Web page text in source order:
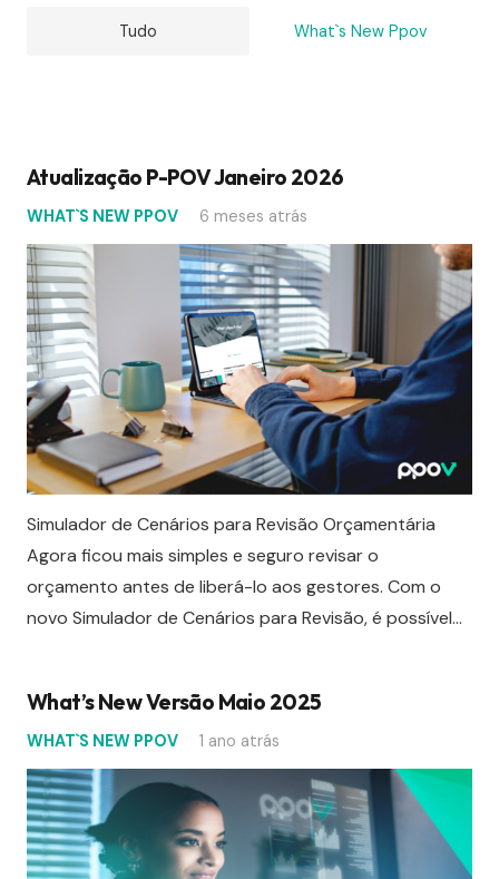
Tudo What`s New Ppov
Atualização P-POV Janeiro 2026
WHAT`S NEW PPOV 6 meses atrás
Simulador de Cenários para Revisão Orçamentária
Agora ficou mais simples e seguro revisar o
orçamento antes de liberá-lo aos gestores. Com o
novo Simulador de Cenários para Revisão, é possível…
What’s New Versão Maio 2025
WHAT`S NEW PPOV 1 ano atrás